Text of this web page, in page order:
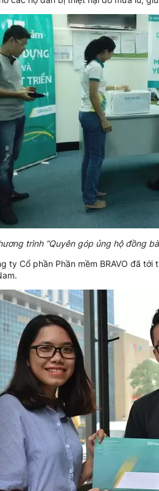
trình “Quyên góp ủng hộ đồng
ty Cổ phần Phần mềm BRAVO đã